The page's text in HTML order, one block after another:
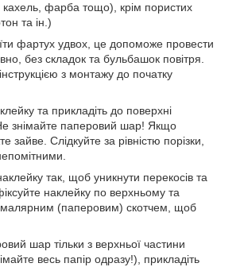
фарба тощо), крім пористих
та ін.)
фартух удвох, це допоможе провести
без складок та бульбашок повітря.
з монтажу до початку
та прикладіть до поверхні
знімайте паперовий шар! Якщо
зайве. Слідкуйте за рівністю порізки,
так, щоб уникнути перекосів та
наклейку по верхньому та
(паперовим) скотчем, щоб
шар тільки з верхньої частини
весь папір одразу!), прикладіть